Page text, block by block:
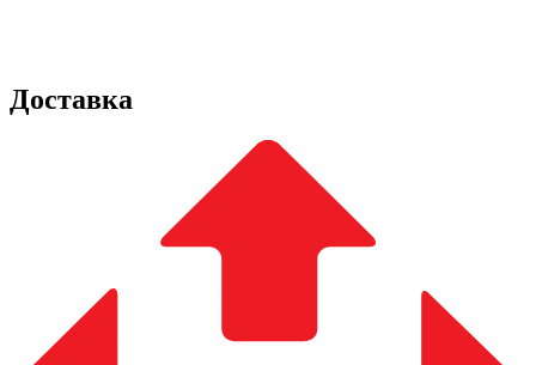
Доставка